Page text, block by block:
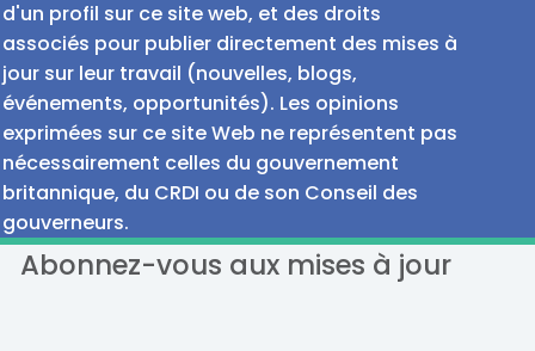
d'un profil sur ce site web, et des droits
associés pour publier directement des mises à
jour sur leur travail (nouvelles, blogs,
événements, opportunités). Les opinions
exprimées sur ce site Web ne représentent pas
nécessairement celles du gouvernement
britannique, du CRDI ou de son Conseil des
gouverneurs.
Abonnez-vous aux mises à jour